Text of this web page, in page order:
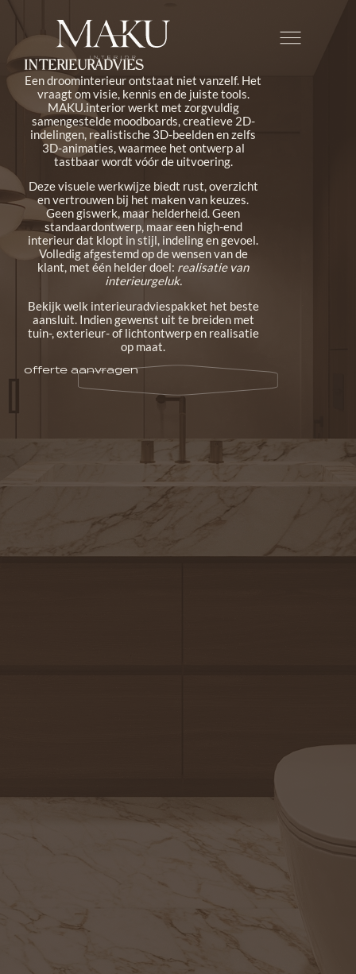
INTERIEURADVIES
Een droominterieur ontstaat niet vanzelf. Het
vraagt om visie, kennis en de juiste tools.
MAKU.interior werkt met zorgvuldig
samengestelde moodboards, creatieve 2D-
indelingen, realistische 3D-beelden en zelfs
3D-animaties, waarmee het ontwerp al
tastbaar wordt vóór de uitvoering.
Deze visuele werkwijze biedt rust, overzicht
en vertrouwen bij het maken van keuzes.
Geen giswerk, maar helderheid. Geen
standaardontwerp, maar een high-end
interieur dat klopt in stijl, indeling en gevoel.
Volledig afgestemd op de wensen van de
klant, met één helder doel: realisatie van
interieurgeluk.
Bekijk welk interieuradviespakket het beste
aansluit. Indien gewenst uit te breiden met
tuin-, exterieur- of lichtontwerp en realisatie
op maat.
offerte aanvragen